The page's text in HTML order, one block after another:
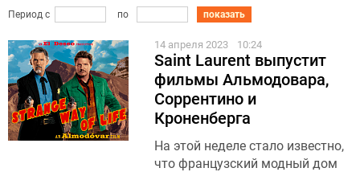
Период с по показать
14 апреля 2023 10:24
Saint Laurent выпустит
фильмы Альмодовара,
Соррентино и
Кроненберга
На этой неделе стало известно,
что французский модный дом